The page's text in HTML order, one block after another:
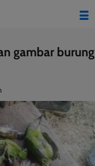
gambar burung